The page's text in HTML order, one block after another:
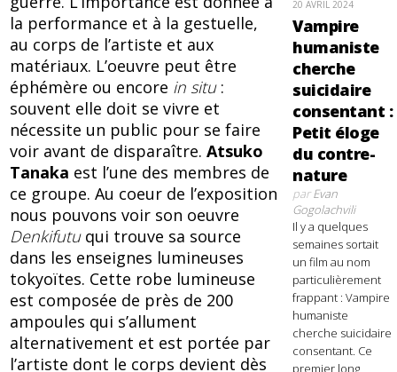
la performance et à la gestuelle,
au corps de l’artiste et aux
matériaux. L’oeuvre peut être
éphémère ou encore in situ:
souvent elle doit se vivre et
nécessite un public pour se faire
voir avant de disparaître.Atsuko
Tanaka est l’une des membres de
ce groupe. Au coeur de l’exposition
nous pouvons voir son oeuvre
Denkifutuqui trouve sa source
dans les enseignes lumineuses
tokyoïtes. Cette robe lumineuse
est composée de près de 200
ampoules qui s’allument
alternativement et est portée par
l’artiste dont le corps devient dès
20 AVRIL 2024
Vampire
humaniste
cherche
suicidaire
consentant :
Petit éloge
du contre-
nature
parEvan
Gogolachvili
Il y a quelques
semaines sortait
un film au nom
particulièrement
frappant : Vampire
humaniste
cherche suicidaire
consentant. Ce
premier long